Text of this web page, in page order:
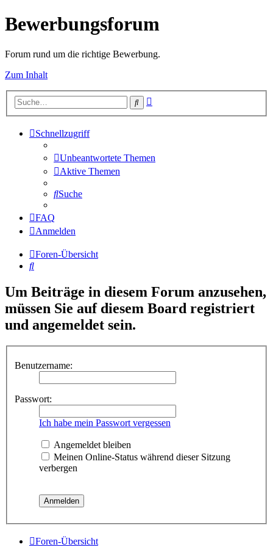
Bewerbungsforum
Forum rund um die richtige Bewerbung.
Zum Inhalt
Suche
Schnellzugriff
Unbeantwortete Themen
Aktive Themen
Suche
FAQ
Anmelden
Foren-Übersicht
Suche
Um Beiträge in diesem Forum anzusehen,
müssen Sie auf diesem Board registriert
und angemeldet sein.
Benutzername:
Passwort:
Ich habe mein Passwort vergessen
Angemeldet bleiben
Meinen Online-Status während dieser Sitzung
verbergen
Foren-Übersicht